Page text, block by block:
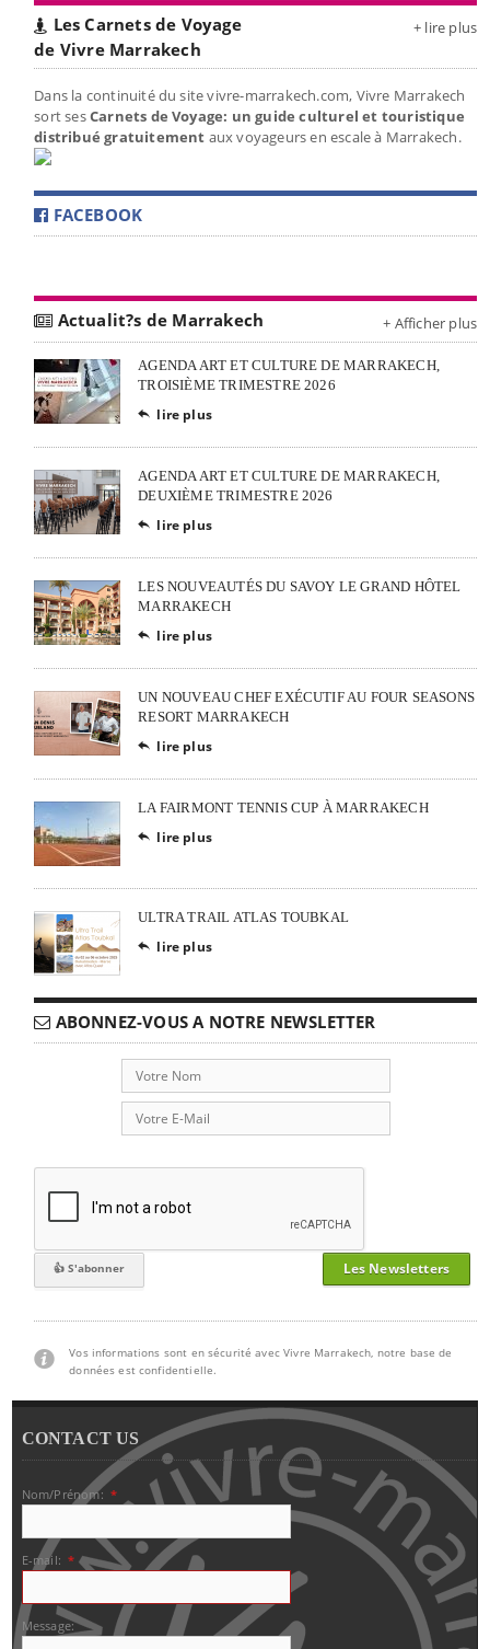
Les Carnets de Voyage
de Vivre Marrakech
+ lire plus
Dans la continuité du site vivre-marrakech.com, Vivre Marrakech
sort sesCarnets de Voyage: un guide culturel et touristique
distribué gratuitement aux voyageurs en escale à Marrakech.
FACEBOOK
Actualit?s de Marrakech + Afficher plus
AGENDA ART ET CULTURE DE MARRAKECH,
TROISIÈME TRIMESTRE 2026
 lire plus
AGENDA ART ET CULTURE DE MARRAKECH,
DEUXIÈME TRIMESTRE 2026
 lire plus
LES NOUVEAUTÉS DU SAVOY LE GRAND HÔTEL
MARRAKECH
 lire plus
UN NOUVEAU CHEF EXÉCUTIF AU FOUR SEASONS
RESORT MARRAKECH
 lire plus
LA FAIRMONT TENNIS CUP À MARRAKECH
 lire plus
ULTRA TRAIL ATLAS TOUBKAL
 lire plus
ABONNEZ-VOUS A NOTRE NEWSLETTER
Les Newsletters
Vos informations sont en sécurité avec Vivre Marrakech, notre base de
données est confidentielle.
CONTACT US
Nom/Prénom: *
E-mail: *
Message: